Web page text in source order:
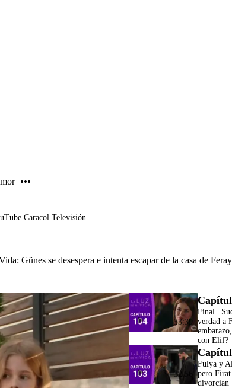
Caracol Televisión
Günes se desespera e intenta escapar de la casa de
33:39
Final |
verdad a
con Elif?
32:56
Fulya y
pero
divorcian